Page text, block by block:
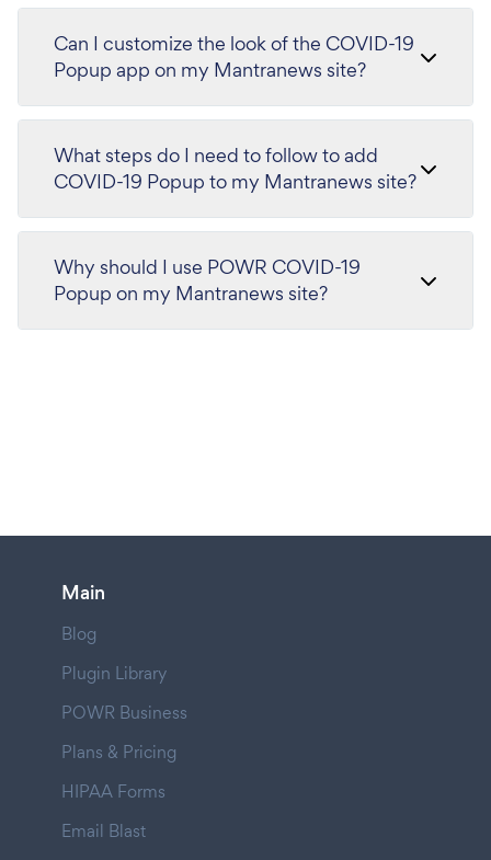
Can I customize the look of the COVID-19
Popup app on my Mantranews site?
What steps do I need to follow to add
COVID-19 Popup to my Mantranews site?
Why should I use POWR COVID-19
Popup on my Mantranews site?
Main
Blog
Plugin Library
POWR Business
Plans & Pricing
HIPAA Forms
Email Blast